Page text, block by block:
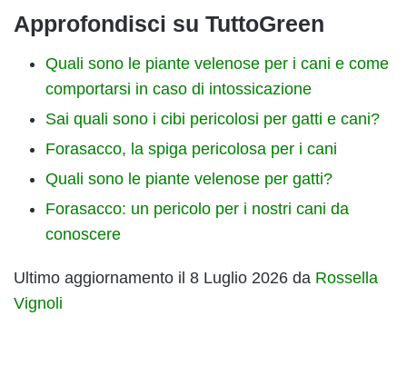
Approfondisci su TuttoGreen
Quali sono le piante velenose per i cani e come
comportarsi in caso di intossicazione
Sai quali sono i cibi pericolosi per gatti e cani?
Forasacco, la spiga pericolosa per i cani
Quali sono le piante velenose per gatti?
Forasacco: un pericolo per i nostri cani da
conoscere
Ultimo aggiornamento il 8 Luglio 2026 da Rossella
Vignoli